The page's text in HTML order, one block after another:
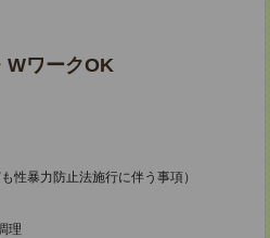
WワークOK
性暴力防止法施行に伴う事項）
理